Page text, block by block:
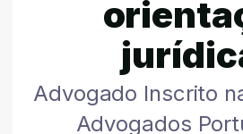
Advogado Inscrito
Advogados